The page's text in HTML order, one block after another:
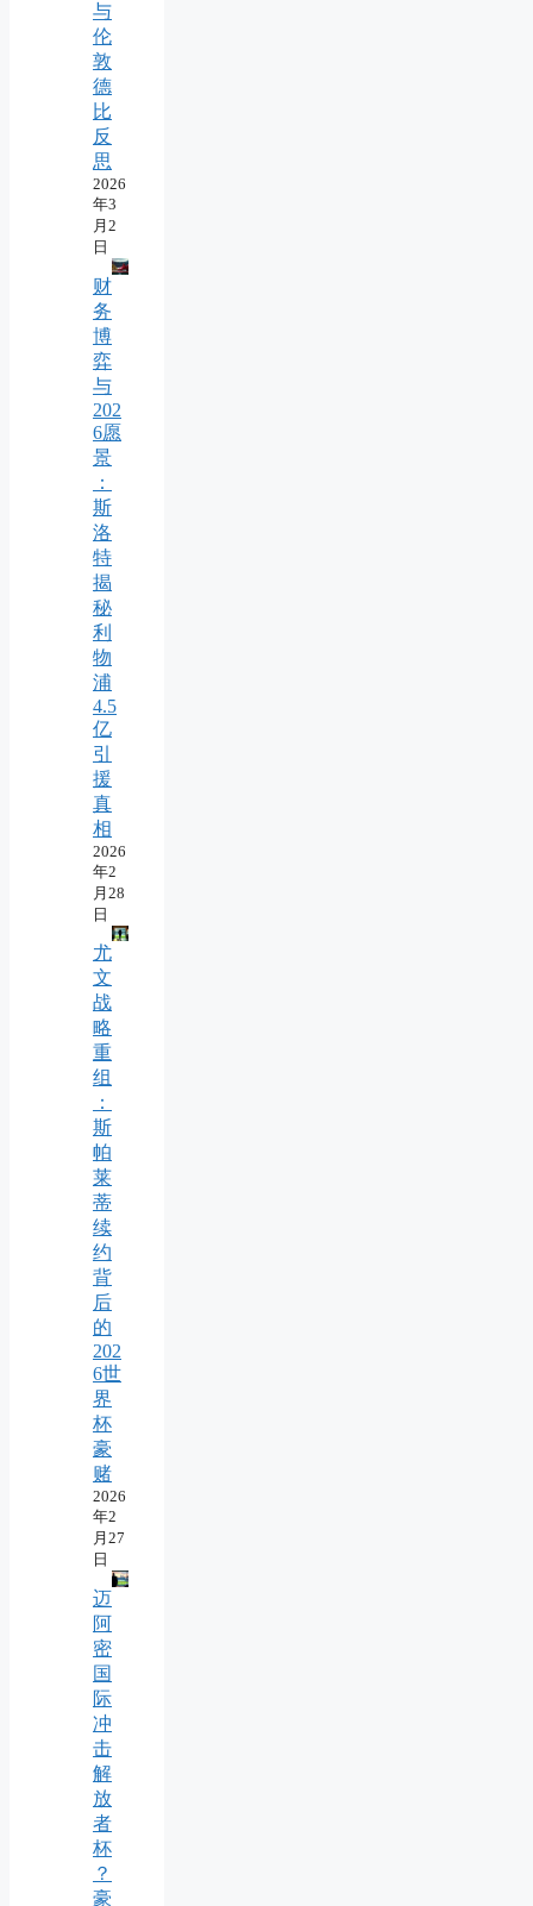
与
伦
敦
德
比
反
思
2026
年3
月2
日
财
务
博
弈
与
202
6愿
景
：
斯
洛
特
揭
秘
利
物
浦
4.5
亿
引
援
真
相
2026
年2
月28
日
尤
文
战
略
重
组
：
斯
帕
莱
蒂
续
约
背
后
的
202
6世
界
杯
豪
赌
2026
年2
月27
日
迈
阿
密
国
际
冲
击
解
放
者
杯
？
豪